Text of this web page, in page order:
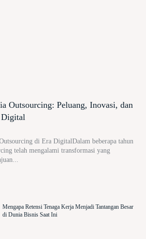
Outsourcing: Peluang, Inovasi, dan
Digital
di Era DigitalDalam beberapa tahun
telah mengalami transformasi yang
Mengapa Retensi Tenaga Kerja Menjadi Tantangan Besar
di Dunia Bisnis Saat Ini